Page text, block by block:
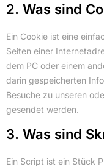
2. Was sind
Ein Cookie ist eine
Seiten einer
dem PC oder einem
darin gespeicherten
Besuche zu unseren
gesendet werden.
3. Was sind
Ein Script ist ein Stück